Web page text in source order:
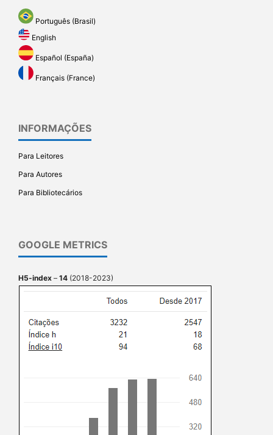
Português (Brasil)
English
Español (España)
Français (France)
INFORMAÇÕES
Para Leitores
Para Autores
Para Bibliotecários
GOOGLE METRICS
H5-index – 14 (2018-2023)